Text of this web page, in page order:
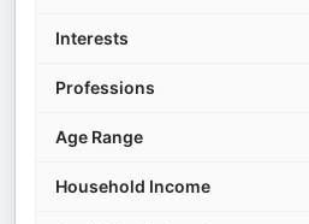
Interests
Professions
Age Range
Household Income